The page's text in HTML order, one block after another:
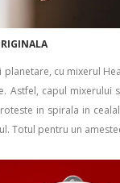
cu mixerul
Astfel, capul mixerului
in spirala in
Totul pentru un